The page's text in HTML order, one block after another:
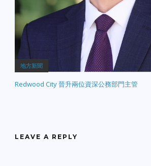
地方新聞
Redwood City 晉升兩位資深公務部門主管
LEAVE A REPLY